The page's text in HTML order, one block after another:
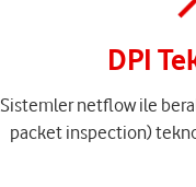
DPI
Sistemler netflow ile
packet inspection)